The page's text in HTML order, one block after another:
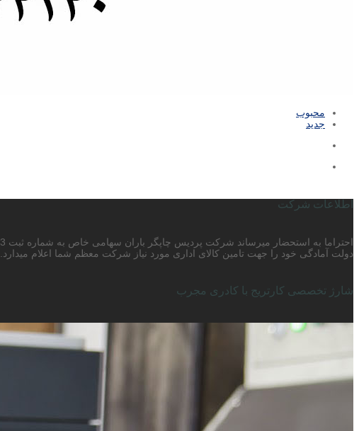
محبوب
جدید
اطلاعات شرکت
دولت آمادگی خود را جهت تامین کالای اداری مورد نیاز شرکت معظم شما اعلام میدارد.
شارژ تخصصی کارتریج با کادری مجرب